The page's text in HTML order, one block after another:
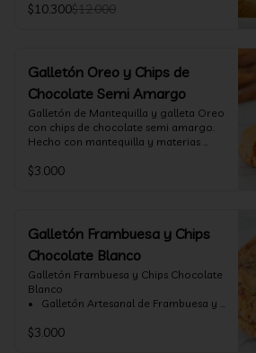
$10.300$12.000
Galletón Oreo y Chips de
Chocolate Semi Amargo
⁠Galletón de Mantequilla y galleta Oreo
con chips de chocolate semi amargo.
Hecho con mantequilla y materias
$3.000
Galletón Frambuesa y Chips
Chocolate Blanco
Galletón Frambuesa y Chips Chocolate
Blanco
•⁠  ⁠ Galletón Artesanal de Frambuesa y
con mantequilla y materias primas de
$3.000